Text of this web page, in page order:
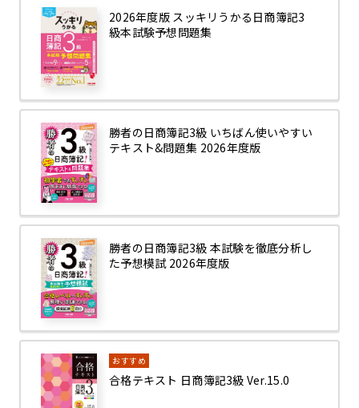
2026年度版 スッキリうかる日商簿記3
級本試験予想問題集
勝者の日商簿記3級 いちばん使いやすい
テキスト&問題集 2026年度版
勝者の日商簿記3級 本試験を徹底分析し
た予想模試 2026年度版
おすすめ
合格テキスト 日商簿記3級 Ver.15.0